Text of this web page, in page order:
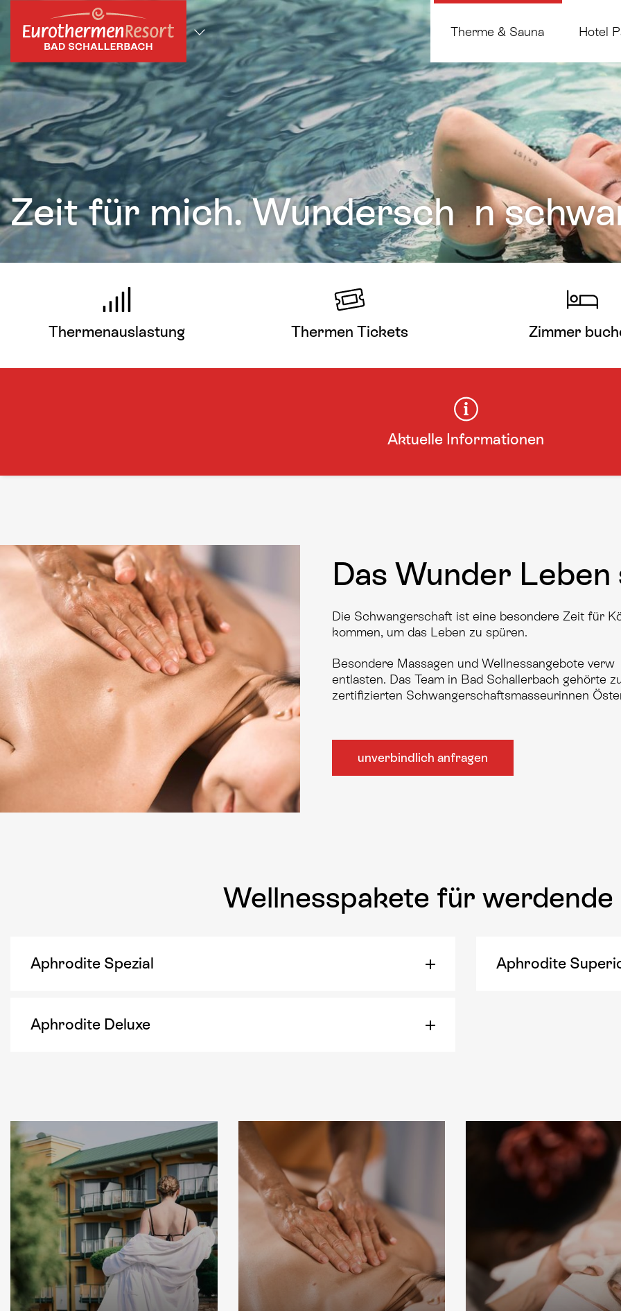
zum Hauptinhalt springen
Alle Standorte
Therme & Sauna Hotel
Zeit für mich. Wundersch n
Thermenauslastung Thermen Tickets Zimmer
Aktuelle Informationen
Das Wunder Leben
Die Schwangerschaft ist eine besondere Zeit für
kommen, um das Leben zu spüren.
Besondere Massagen und Wellnessangebote
entlasten. Das Team in Bad Schallerbach gehörte
zertifizierten Schwangerschaftsmasseurinnen
unverbindlich anfragen
Wellnesspakete für
Aphrodite Spezial
Aphrodite Deluxe
Aphrodite